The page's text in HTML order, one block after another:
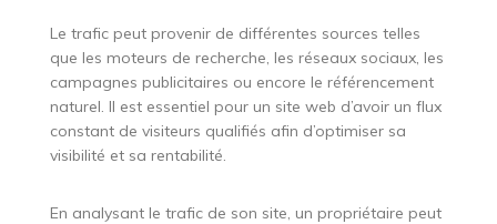
Le trafic peut provenir de différentes sources telles
que les moteurs de recherche, les réseaux sociaux, les
campagnes publicitaires ou encore le référencement
naturel. Il est essentiel pour un site web d’avoir un flux
constant de visiteurs qualifiés afin d’optimiser sa
visibilité et sa rentabilité.
En analysant le trafic de son site, un propriétaire peut